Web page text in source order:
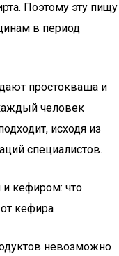
Поэтому эту пищу
в период
простокваша и
человек
исходя из
специалистов.
кефиром: что
кефира
невозможно